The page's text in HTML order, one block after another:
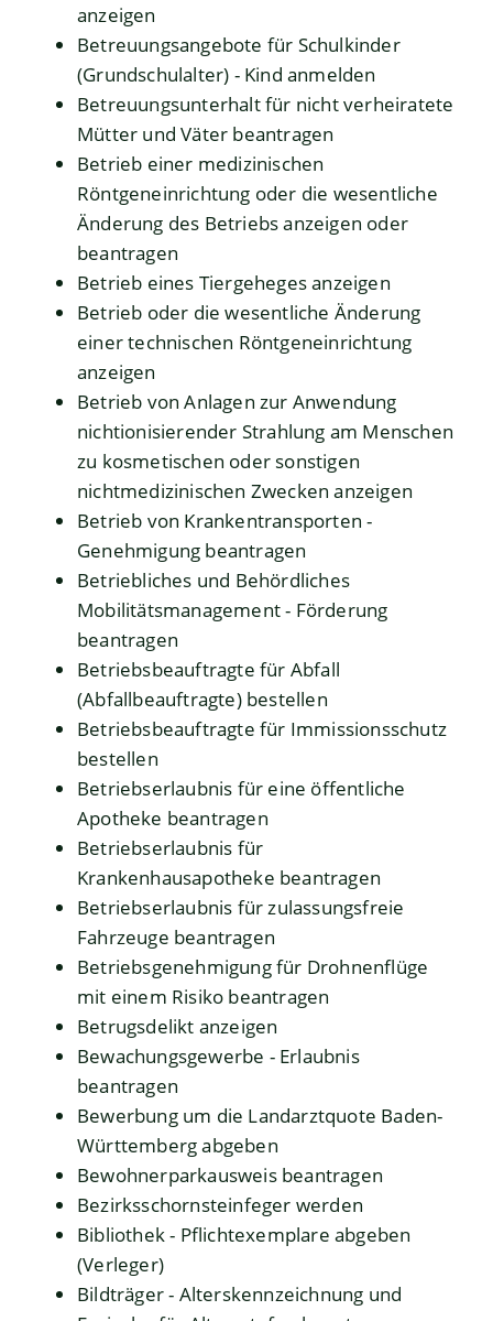
anzeigen
Betreuungsangebote für Schulkinder
(Grundschulalter) - Kind anmelden
Betreuungsunterhalt für nicht verheiratete
Mütter und Väter beantragen
Betrieb einer medizinischen
Röntgeneinrichtung oder die wesentliche
Änderung des Betriebs anzeigen oder
beantragen
Betrieb eines Tiergeheges anzeigen
Betrieb oder die wesentliche Änderung
einer technischen Röntgeneinrichtung
anzeigen
Betrieb von Anlagen zur Anwendung
nichtionisierender Strahlung am Menschen
zu kosmetischen oder sonstigen
nichtmedizinischen Zwecken anzeigen
Betrieb von Krankentransporten -
Genehmigung beantragen
Betriebliches und Behördliches
Mobilitätsmanagement - Förderung
beantragen
Betriebsbeauftragte für Abfall
(Abfallbeauftragte) bestellen
Betriebsbeauftragte für Immissionsschutz
bestellen
Betriebserlaubnis für eine öffentliche
Apotheke beantragen
Betriebserlaubnis für
Krankenhausapotheke beantragen
Betriebserlaubnis für zulassungsfreie
Fahrzeuge beantragen
Betriebsgenehmigung für Drohnenflüge
mit einem Risiko beantragen
Betrugsdelikt anzeigen
Bewachungsgewerbe - Erlaubnis
beantragen
Bewerbung um die Landarztquote Baden-
Württemberg abgeben
Bewohnerparkausweis beantragen
Bezirksschornsteinfeger werden
Bibliothek - Pflichtexemplare abgeben
(Verleger)
Bildträger - Alterskennzeichnung und